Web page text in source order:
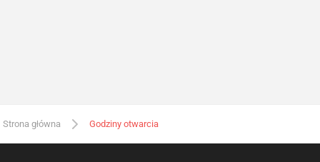
Strona główna Godziny otwarcia